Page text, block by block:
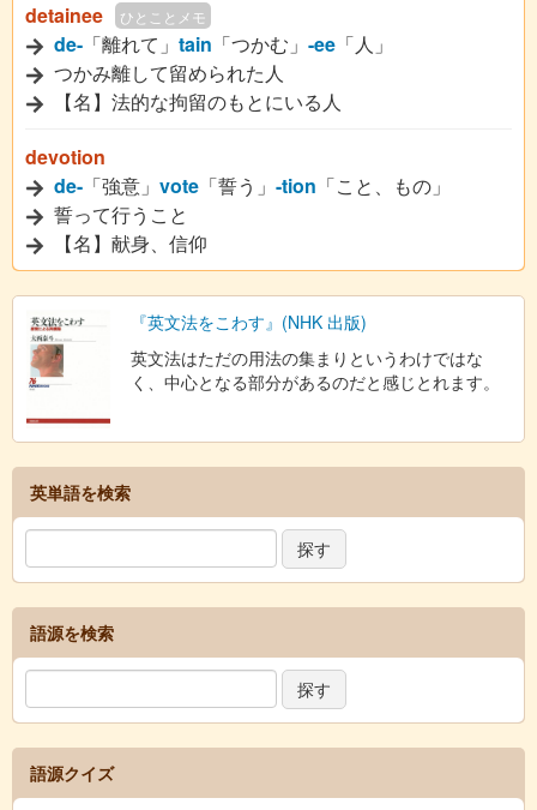
detainee
ひとことメモ
de- 「離れて」 tain 「つかむ」 -ee 「人」
つかみ離して留められた人
【名】法的な拘留のもとにいる人
devotion
de- 「強意」 vote 「誓う」 -tion 「こと、もの」
誓って行うこと
【名】献身、信仰
『英文法をこわす』(NHK 出版)
英文法はただの用法の集まりというわけではな
く、中心となる部分があるのだと感じとれます。
英単語を検索
語源を検索
語源クイズ